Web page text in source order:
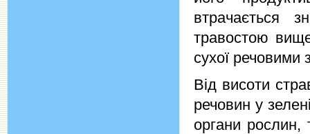
втрачається
травостою
сухої речовими
Від висоти
речовин у
органи рослин,